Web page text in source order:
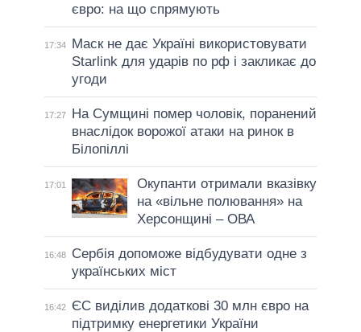
євро: на що спрямують
17:34
Маск не дає Україні використовувати
Starlink для ударів по рф і закликає до
угоди
17:27
На Сумщині помер чоловік, поранений
внаслідок ворожої атаки на ринок в
Білопіллі
17:01
Окупанти отримали вказівку
на «вільне полювання» на
Херсонщині – ОВА
16:48
Сербія допоможе відбудувати одне з
українських міст
16:42
ЄС виділив додаткові 30 млн євро на
підтримку енергетики України